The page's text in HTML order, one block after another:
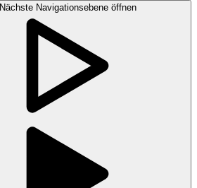
Nächste Navigationsebene öffnen